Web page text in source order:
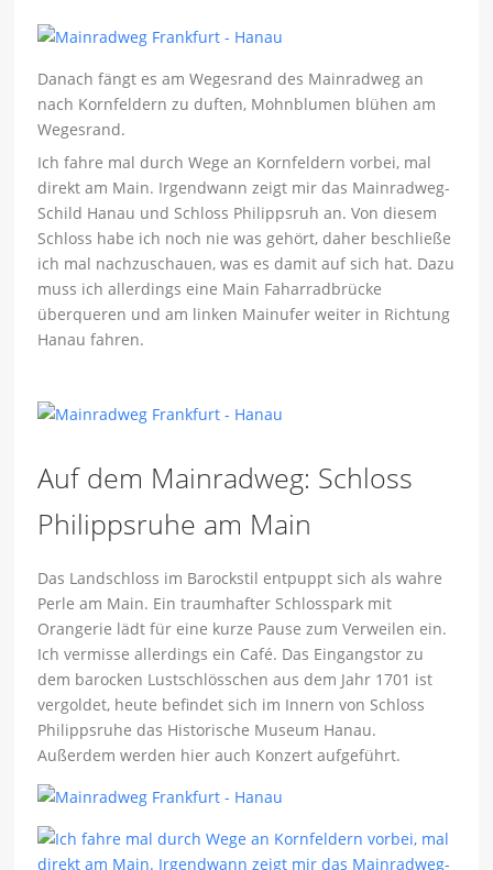
Danach fängt es am Wegesrand des Mainradweg an
nach Kornfeldern zu duften, Mohnblumen blühen am
Wegesrand.
Ich fahre mal durch Wege an Kornfeldern vorbei, mal
direkt am Main. Irgendwann zeigt mir das Mainradweg-
Schild Hanau und Schloss Philippsruh an. Von diesem
Schloss habe ich noch nie was gehört, daher beschließe
ich mal nachzuschauen, was es damit auf sich hat. Dazu
muss ich allerdings eine Main Faharradbrücke
überqueren und am linken Mainufer weiter in Richtung
Hanau fahren.
Auf dem Mainradweg: Schloss
Philippsruhe am Main
Das Landschloss im Barockstil entpuppt sich als wahre
Perle am Main. Ein traumhafter Schlosspark mit
Orangerie lädt für eine kurze Pause zum Verweilen ein.
Ich vermisse allerdings ein Café. Das Eingangstor zu
dem barocken Lustschlösschen aus dem Jahr 1701 ist
vergoldet, heute befindet sich im Innern von Schloss
Philippsruhe das Historische Museum Hanau.
Außerdem werden hier auch Konzert aufgeführt.